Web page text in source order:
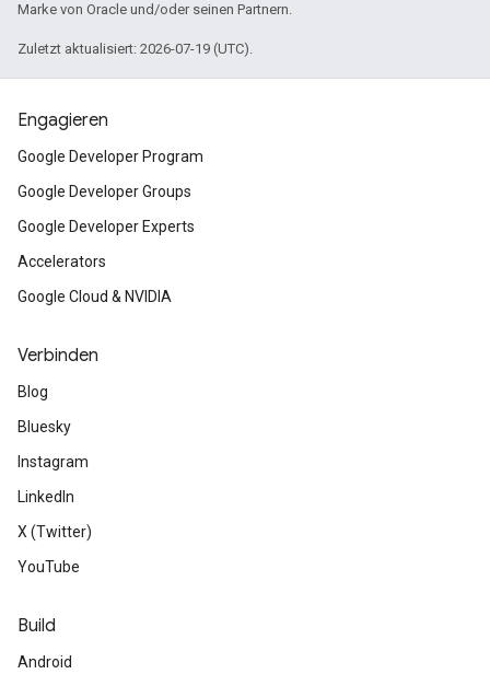
Marke von Oracle und/oder seinen Partnern.
Zuletzt aktualisiert: 2026-07-19 (UTC).
Engagieren
Google Developer Program
Google Developer Groups
Google Developer Experts
Accelerators
Google Cloud & NVIDIA
Verbinden
Blog
Bluesky
Instagram
LinkedIn
X (Twitter)
YouTube
Build
Android